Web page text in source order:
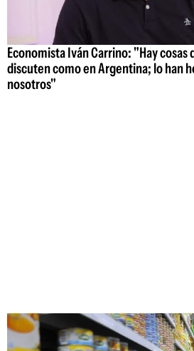
Economista Iván Carrino: "Hay cosas
discuten como en Argentina; lo han
nosotros"